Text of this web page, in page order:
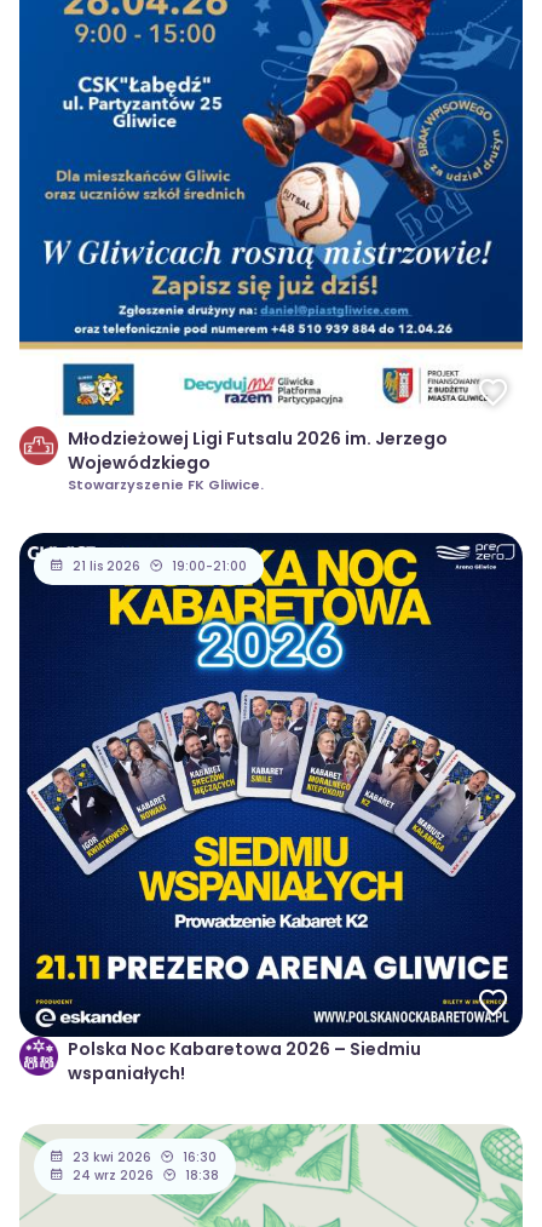
Młodzieżowej Ligi Futsalu 2026 im. Jerzego
Wojewódzkiego
Stowarzyszenie FK Gliwice.
21 lis 2026 19:00-21:00
Polska Noc Kabaretowa 2026 – Siedmiu
wspaniałych!
23 kwi 2026
16:30
24 wrz 2026
18:38